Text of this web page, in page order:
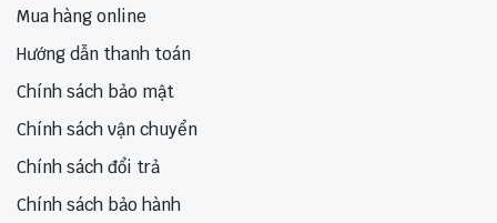
Mua hàng online
Hướng dẫn thanh toán
Chính sách bảo mật
Chính sách vận chuyển
Chính sách đổi trả
Chính sách bảo hành